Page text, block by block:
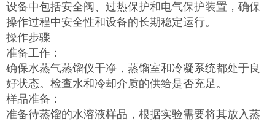
设备中包括安全阀、过热保护和电气保护装置，确保
操作过程中安全性和设备的长期稳定运行。
操作步骤
准备工作：
确保水蒸气蒸馏仪干净，蒸馏室和冷凝系统都处于良
好状态。检查水和冷却介质的供给是否充足。
样品准备：
准备待蒸馏的水溶液样品，根据实验需要将其放入蒸